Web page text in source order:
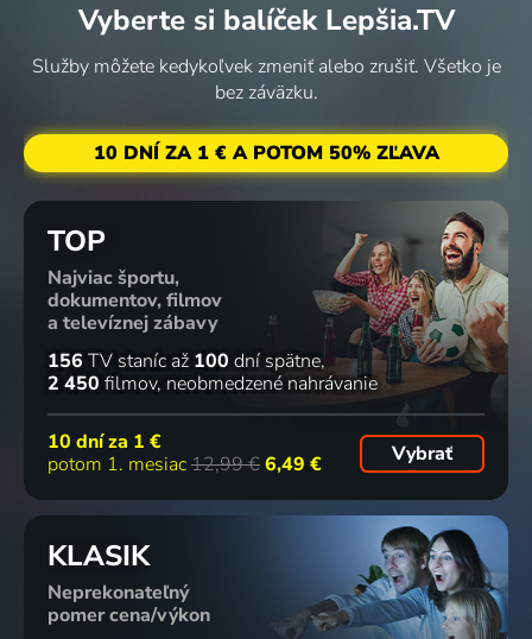
Vyberte si balíček Lepšia.TV
Služby môžete kedykoľvek zmeniť alebo zrušiť. Všetko je
bez záväzku.
10 DNÍ ZA 1 € A POTOM 50% ZĽAVA
TOP
Najviac športu,
dokumentov, filmov
a televíznej zábavy
156 TV staníc až 100 dní spätne
2 450 filmov neobmedzené nahrávanie
10 dní za 1 €
potom 1. mesiac12,99 €6,49 € Vybrať
KLASIK
Neprekonateľný
pomer cena/výkon